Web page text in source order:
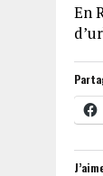
En